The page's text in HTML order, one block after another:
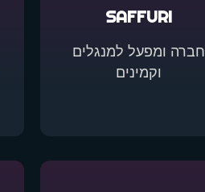
SAFFURI
חברה ומפעל למנגלים
וקמינים